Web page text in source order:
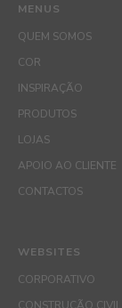
MENUS
QUEM SOMOS
COR
INSPIRAÇÃO
PRODUTOS
LOJAS
APOIO AO CLIENTE
CONTACTOS
WEBSITES
CORPORATIVO
CONSTRUÇÃO CIVIL